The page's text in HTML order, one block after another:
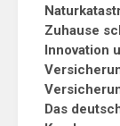
Zuhause
Innovation
Das